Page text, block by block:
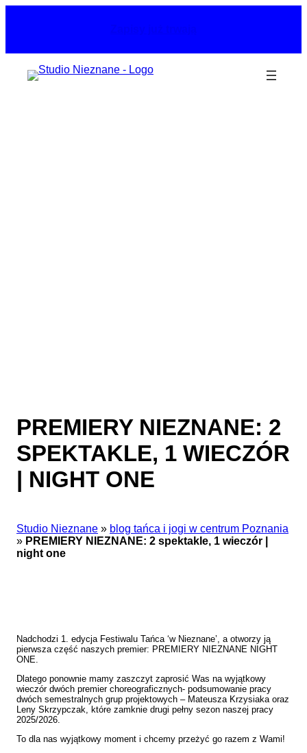
PREMIERY NIEZNANE: 2
SPEKTAKLE, 1 WIECZÓR
| NIGHT ONE
Studio Nieznane » blog tańca i jogi w centrum Poznania
» PREMIERY NIEZNANE: 2 spektakle, 1 wieczór |
night one
Nadchodzi 1. edycja Festiwalu Tańca ‘w Nieznane’, a otworzy ją
pierwsza część naszych premier: PREMIERY NIEZNANE NIGHT
ONE.
Dlatego ponownie mamy zaszczyt zaprosić Was na wyjątkowy
wieczór dwóch premier choreograficznych- podsumowanie pracy
dwóch semestralnych grup projektowych – Mateusza Krzysiaka oraz
Leny Skrzypczak, które zamknie drugi pełny sezon naszej pracy
2025/2026.
To dla nas wyjątkowy moment i chcemy przeżyć go razem z Wami!